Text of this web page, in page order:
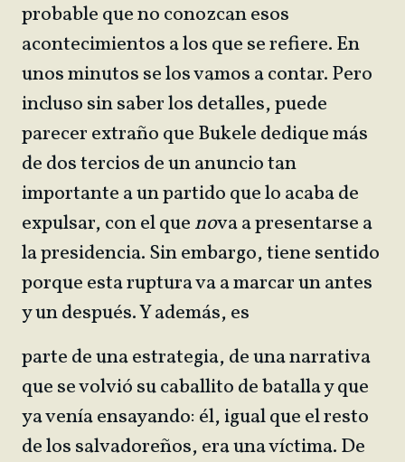
probable que no conozcan esos
acontecimientos a los que se refiere. En
unos minutos se los vamos a contar. Pero
incluso sin saber los detalles, puede
parecer extraño que Bukele dedique más
de dos tercios de un anuncio tan
importante a un partido que lo acaba de
expulsar, con el quenova a presentarse a
la presidencia. Sin embargo, tiene sentido
porque esta ruptura va a marcar un antes
y un después. Y además, es
parte de una estrategia, de una narrativa
que se volvió su caballito de batalla y que
ya venía ensayando: él, igual que el resto
de los salvadoreños, era una víctima. De